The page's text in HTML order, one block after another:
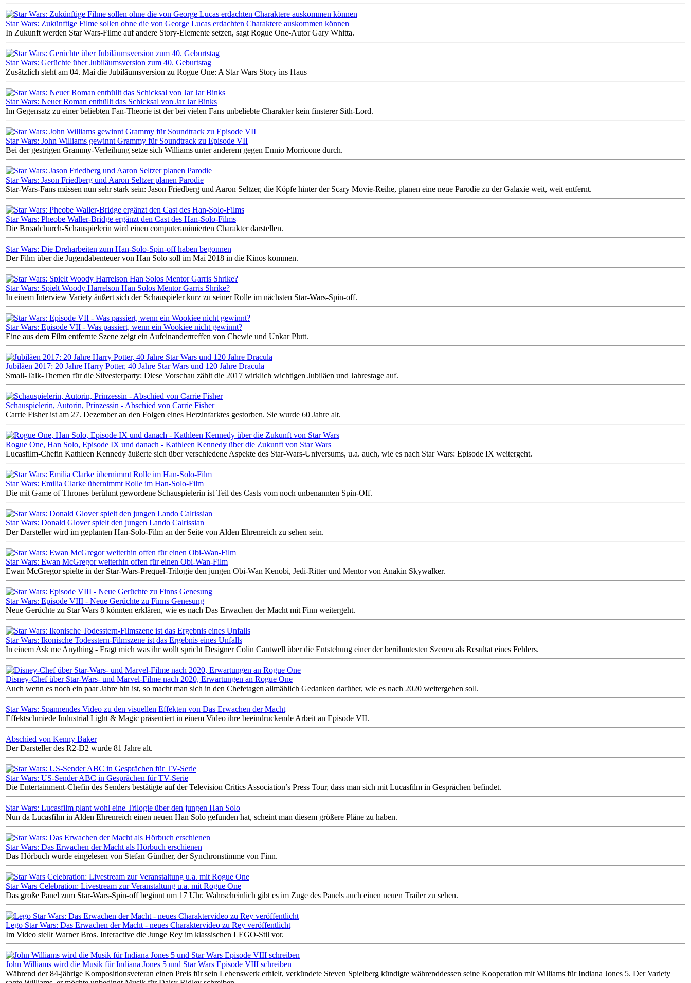
Star Wars: Zukünftige Filme sollen ohne die von George Lucas erdachten Charaktere auskommen können
In Zukunft werden Star Wars-Filme auf andere Story-Elemente setzen, sagt Rogue One-Autor Gary Whitta.
Star Wars: Gerüchte über Jubiläumsversion zum 40. Geburtstag
Zusätzlich steht am 04. Mai die Jubiläumsversion zu Rogue One: A Star Wars Story ins Haus
Star Wars: Neuer Roman enthüllt das Schicksal von Jar Jar Binks
Im Gegensatz zu einer beliebten Fan-Theorie ist der bei vielen Fans unbeliebte Charakter kein finsterer Sith-Lord.
Star Wars: John Williams gewinnt Grammy für Soundtrack zu Episode VII
Bei der gestrigen Grammy-Verleihung setze sich Williams unter anderem gegen Ennio Morricone durch.
Star Wars: Jason Friedberg und Aaron Seltzer planen Parodie
Star-Wars-Fans müssen nun sehr stark sein: Jason Friedberg und Aaron Seltzer, die Köpfe hinter der Scary Movie-Reihe, planen eine neue Parodie zu der Galaxie weit, weit entfernt.
Star Wars: Pheobe Waller-Bridge ergänzt den Cast des Han-Solo-Films
Die Broadchurch-Schauspielerin wird einen computeranimierten Charakter darstellen.
Star Wars: Die Dreharbeiten zum Han-Solo-Spin-off haben begonnen
Der Film über die Jugendabenteuer von Han Solo soll im Mai 2018 in die Kinos kommen.
Star Wars: Spielt Woody Harrelson Han Solos Mentor Garris Shrike?
In einem Interview Variety äußert sich der Schauspieler kurz zu seiner Rolle im nächsten Star-Wars-Spin-off.
Star Wars: Episode VII - Was passiert, wenn ein Wookiee nicht gewinnt?
Eine aus dem Film entfernte Szene zeigt ein Aufeinandertreffen von Chewie und Unkar Plutt.
Jubiläen 2017: 20 Jahre Harry Potter, 40 Jahre Star Wars und 120 Jahre Dracula
Small-Talk-Themen für die Silvesterparty: Diese Vorschau zählt die 2017 wirklich wichtigen Jubiläen und Jahrestage auf.
Schauspielerin, Autorin, Prinzessin - Abschied von Carrie Fisher
Carrie Fisher ist am 27. Dezember an den Folgen eines Herzinfarktes gestorben. Sie wurde 60 Jahre alt.
Rogue One, Han Solo, Episode IX und danach - Kathleen Kennedy über die Zukunft von Star Wars
Lucasfilm-Chefin Kathleen Kennedy äußerte sich über verschiedene Aspekte des Star-Wars-Universums, u.a. auch, wie es nach Star Wars: Episode IX weitergeht.
Star Wars: Emilia Clarke übernimmt Rolle im Han-Solo-Film
Die mit Game of Thrones berühmt gewordene Schauspielerin ist Teil des Casts vom noch unbenannten Spin-Off.
Star Wars: Donald Glover spielt den jungen Lando Calrissian
Der Darsteller wird im geplanten Han-Solo-Film an der Seite von Alden Ehrenreich zu sehen sein.
Star Wars: Ewan McGregor weiterhin offen für einen Obi-Wan-Film
Ewan McGregor spielte in der Star-Wars-Prequel-Trilogie den jungen Obi-Wan Kenobi, Jedi-Ritter und Mentor von Anakin Skywalker.
Star Wars: Episode VIII - Neue Gerüchte zu Finns Genesung
Neue Gerüchte zu Star Wars 8 könnten erklären, wie es nach Das Erwachen der Macht mit Finn weitergeht.
Star Wars: Ikonische Todesstern-Filmszene ist das Ergebnis eines Unfalls
In einem Ask me Anything - Fragt mich was ihr wollt spricht Designer Colin Cantwell über die Entstehung einer der berühmtesten Szenen als Resultat eines Fehlers.
Disney-Chef über Star-Wars- und Marvel-Filme nach 2020, Erwartungen an Rogue One
Auch wenn es noch ein paar Jahre hin ist, so macht man sich in den Chefetagen allmählich Gedanken darüber, wie es nach 2020 weitergehen soll.
Star Wars: Spannendes Video zu den visuellen Effekten von Das Erwachen der Macht
Effektschmiede Industrial Light & Magic präsentiert in einem Video ihre beeindruckende Arbeit an Episode VII.
Abschied von Kenny Baker
Der Darsteller des R2-D2 wurde 81 Jahre alt.
Star Wars: US-Sender ABC in Gesprächen für TV-Serie
Die Entertainment-Chefin des Senders bestätigte auf der Television Critics Association’s Press Tour, dass man sich mit Lucasfilm in Gesprächen befindet.
Star Wars: Lucasfilm plant wohl eine Trilogie über den jungen Han Solo
Nun da Lucasfilm in Alden Ehrenreich einen neuen Han Solo gefunden hat, scheint man diesem größere Pläne zu haben.
Star Wars: Das Erwachen der Macht als Hörbuch erschienen
Das Hörbuch wurde eingelesen von Stefan Günther, der Synchronstimme von Finn.
Star Wars Celebration: Livestream zur Veranstaltung u.a. mit Rogue One
Das große Panel zum Star-Wars-Spin-off beginnt um 17 Uhr. Wahrscheinlich gibt es im Zuge des Panels auch einen neuen Trailer zu sehen.
Lego Star Wars: Das Erwachen der Macht - neues Charaktervideo zu Rey veröffentlicht
Im Video stellt Warner Bros. Interactive die Junge Rey im klassischen LEGO-Stil vor.
John Williams wird die Musik für Indiana Jones 5 und Star Wars Episode VIII schreiben
Während der 84-jährige Kompositionsveteran einen Preis für sein Lebenswerk erhielt, verkündete Steven Spielberg kündigte währenddessen seine Kooperation mit Williams für Indiana Jones 5. Der Variety